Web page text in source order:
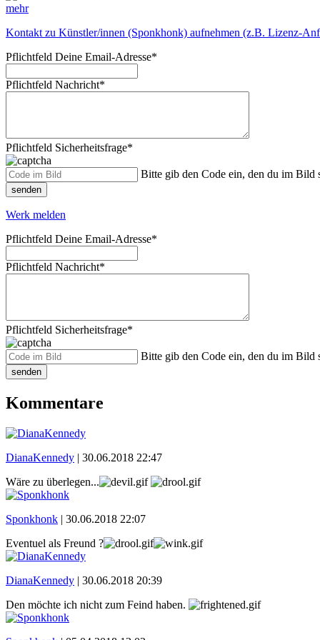
mehr
Kontakt zu Künstler/innen (Sponkhonk) aufnehmen (z.B. Lizenz-
Pflichtfeld Deine Email-Adresse*
Pflichtfeld Nachricht*
Pflichtfeld Sicherheitsfrage*
Bitte gib den Code ein, den du im Bild
senden
Werk melden
Pflichtfeld Deine Email-Adresse*
Pflichtfeld Nachricht*
Pflichtfeld Sicherheitsfrage*
Bitte gib den Code ein, den du im Bild
senden
Kommentare
DianaKennedy | 30.06.2018 22:47
Wäre zu überlegen...
Sponkhonk | 30.06.2018 22:07
Eventuel als Freund ?
DianaKennedy | 30.06.2018 20:39
Den möchte ich nicht zum Feind haben.